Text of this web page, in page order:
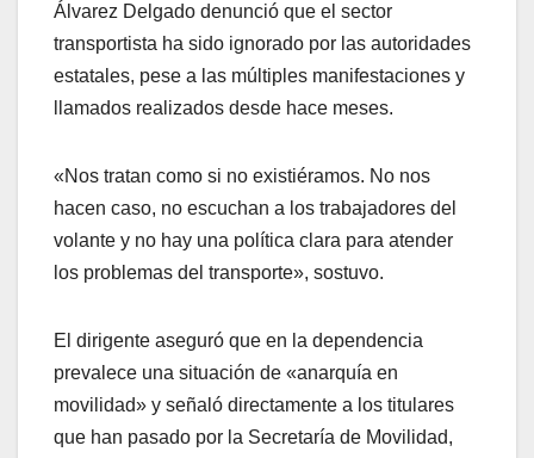
Álvarez Delgado denunció que el sector
transportista ha sido ignorado por las autoridades
estatales, pese a las múltiples manifestaciones y
llamados realizados desde hace meses.
«Nos tratan como si no existiéramos. No nos
hacen caso, no escuchan a los trabajadores del
volante y no hay una política clara para atender
los problemas del transporte», sostuvo.
El dirigente aseguró que en la dependencia
prevalece una situación de «anarquía en
movilidad» y señaló directamente a los titulares
que han pasado por la Secretaría de Movilidad,